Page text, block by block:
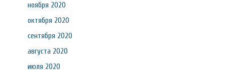
ноября 2020
октября 2020
сентября 2020
августа 2020
июля 2020